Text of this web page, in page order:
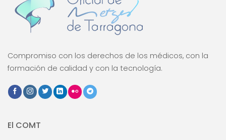
Compromiso con los derechos de los médicos, con la
formación de calidad y con la tecnología.
El COMT